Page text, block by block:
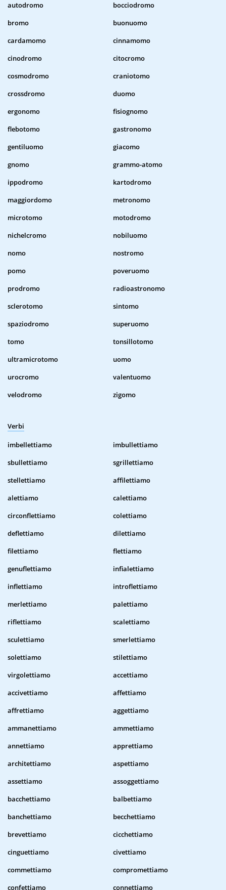
autodromo
bocciodromo
bromo
buonuomo
cardamomo
cinnamomo
cinodromo
citocromo
cosmodromo
craniotomo
crossdromo
duomo
ergonomo
fisiognomo
flebotomo
gastronomo
gentiluomo
giacomo
gnomo
grammo-atomo
ippodromo
kartodromo
maggiordomo
metronomo
microtomo
motodromo
nichelcromo
nobiluomo
nomo
nostromo
pomo
poveruomo
prodromo
radioastronomo
sclerotomo
sintomo
spaziodromo
superuomo
tomo
tonsillotomo
ultramicrotomo
uomo
urocromo
valentuomo
velodromo
zigomo
Verbi
imbellettiamo
imbullettiamo
sbullettiamo
sgrillettiamo
stellettiamo
affilettiamo
alettiamo
calettiamo
circonflettiamo
colettiamo
deflettiamo
dilettiamo
filettiamo
flettiamo
genuflettiamo
infialettiamo
inflettiamo
introflettiamo
merlettiamo
palettiamo
riflettiamo
scalettiamo
sculettiamo
smerlettiamo
solettiamo
stilettiamo
virgolettiamo
accettiamo
accivettiamo
affettiamo
affrettiamo
aggettiamo
ammanettiamo
ammettiamo
annettiamo
apprettiamo
architettiamo
aspettiamo
assettiamo
assoggettiamo
bacchettiamo
balbettiamo
banchettiamo
becchettiamo
brevettiamo
cicchettiamo
cinguettiamo
civettiamo
commettiamo
compromettiamo
confettiamo
connettiamo